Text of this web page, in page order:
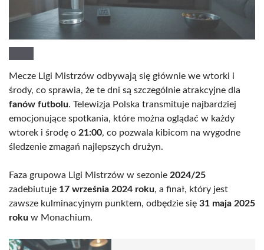
Mecze Ligi Mistrzów odbywają się głównie we wtorki i
środy, co sprawia, że te dni są szczególnie atrakcyjne dla
fanów futbolu. Telewizja Polska transmituje najbardziej
emocjonujące spotkania, które można oglądać w każdy
wtorek i środę o 21:00, co pozwala kibicom na wygodne
śledzenie zmagań najlepszych drużyn.
Faza grupowa Ligi Mistrzów w sezonie 2024/25
zadebiutuje 17 września 2024 roku, a finał, który jest
zawsze kulminacyjnym punktem, odbędzie się 31 maja 2025
roku w Monachium.